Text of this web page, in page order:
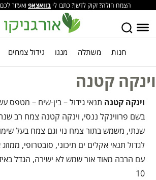
הצמח חולה? זקוק לדשן? כתבו לי בוואצאפ ואעזור
אין חנות משתלה מנגו גידול צמחים
וינקה קטנה
וינקה קטנה תנאי גידול – בין-שיח – מטפס
בשם פרווינקל ננסי, וינקה קטנה צמח רב
שנתי, משמש בתור צמח נוי וגם צמח בעל
לגדול תנאי אקלים ים תיכוני, סובטרופי,
10